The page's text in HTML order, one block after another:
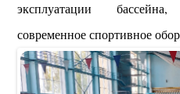
эксплуатации
современное спортивное